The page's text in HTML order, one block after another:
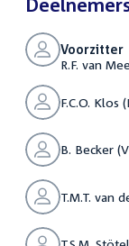
Voorzitter
R.F. van
F.C.O. Klos
B. Becker
T.M.T. van